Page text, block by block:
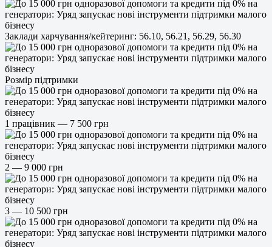
Заклади харчування/кейтеринг: 56.10, 56.21, 56.29, 56.30
Розмір підтримки
1 працівник — 7 500 грн
2 — 9 000 грн
3 — 10 500 грн